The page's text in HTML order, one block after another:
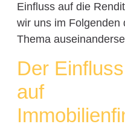
Einfluss auf die
wir uns im Folgenden
Thema
Der
auf